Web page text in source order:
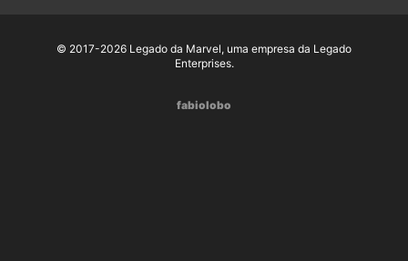
© 2017-2026 Legado da Marvel, uma empresa da Legado
Enterprises.
fabiolobo